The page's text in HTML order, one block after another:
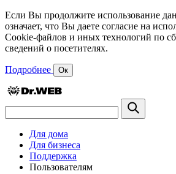
Если Вы продолжите использование
означает, что Вы даете согласие на
Cookie-файлов и иных технологий по
сведений о посетителях.
Подробнее Ок
Для дома
Для бизнеса
Поддержка
Пользователям